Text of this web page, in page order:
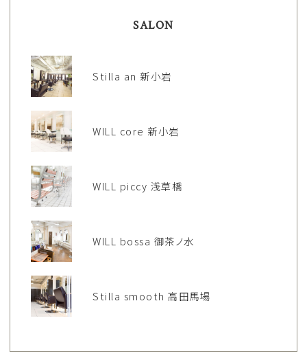
SALON
Stilla an 新小岩
WILL core 新小岩
WILL piccy 浅草橋
WILL bossa 御茶ノ水
Stilla smooth 高田馬場